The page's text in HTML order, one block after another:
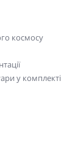
космосу
у комплекті